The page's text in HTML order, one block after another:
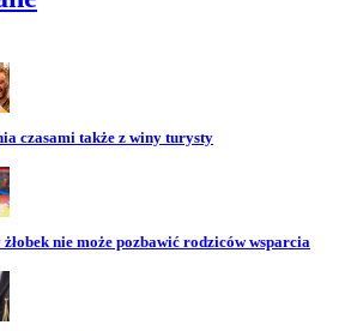
czasami także z winy turysty
nie może pozbawić rodziców wsparcia